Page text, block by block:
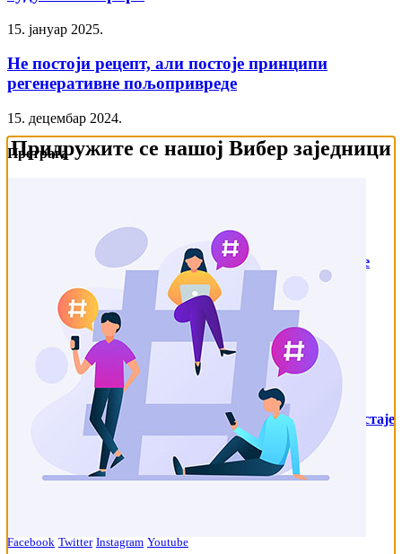
15. јануар 2025.
Не постоји рецепт, али постоје принципи
регенеративне пољопривреде
15. децембар 2024.
Претрага
Очување плодности земљишта – изазов савремене
пољопривреде
12. јануар 2026.
Спале природан па додају вештачки азот
25. октобар 2025.
Земља која чува ваздух — како пољопривреда постаје
савезник у борби против климатских промена
18. октобар 2025.
Facebook Twitter Instagram Youtube
Придружите се нашој Вибер заједници